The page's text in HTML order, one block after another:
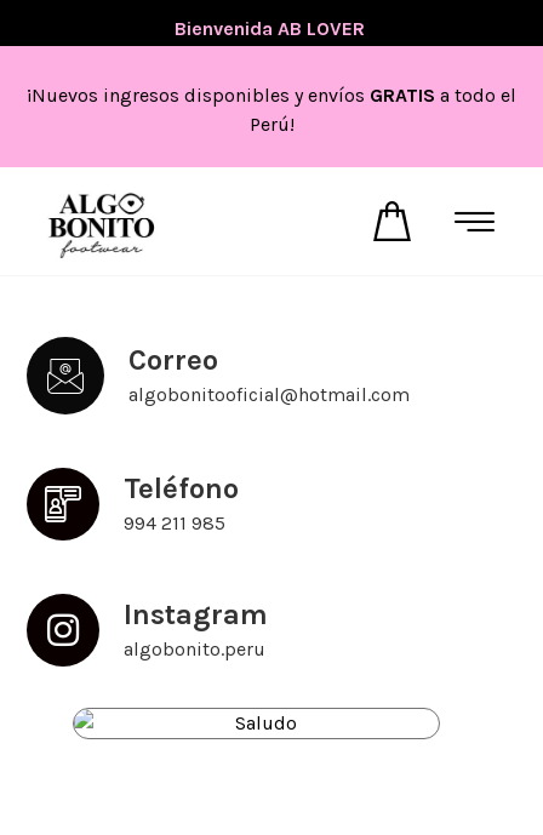
Bienvenida AB LOVER
¡Nuevos ingresos disponibles y envíos GRATIS a todo el
Perú!
Correo
algobonitooficial@hotmail.com
Teléfono
994 211 985
Instagram
algobonito.peru